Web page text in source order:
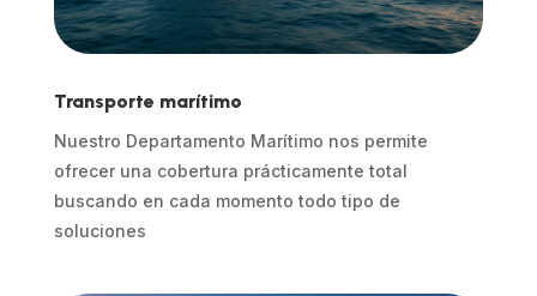
Transporte marítimo
Nuestro Departamento Marítimo nos permite
ofrecer una cobertura prácticamente total
buscando en cada momento todo tipo de
soluciones